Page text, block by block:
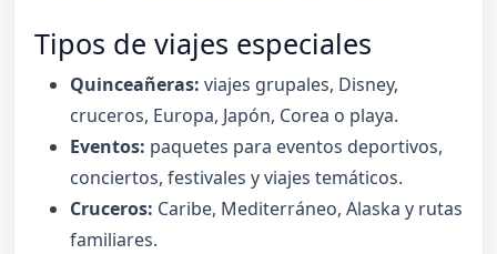
Tipos de viajes especiales
Quinceañeras: viajes grupales, Disney,
cruceros, Europa, Japón, Corea o playa.
Eventos: paquetes para eventos deportivos,
conciertos, festivales y viajes temáticos.
Cruceros: Caribe, Mediterráneo, Alaska y rutas
familiares.